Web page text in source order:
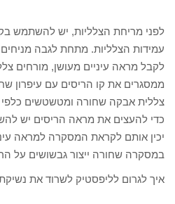
לפני מריחת הצלליות, יש להשתמש
עמידות הצלליות. מתחת לגבה מניחים
לקבל מראה עיניים מעושן, מורחים
ממסגרים את קו הריסים עם עיפרון
צללית אבקה שחורה ומטשטשים כלפי
כדי להעצים את מראה הריסים יש
יכין אותם לקראת המסקרה למראה
במסקרה שחורה ייצור גבשושים על
איך לגרום לליפסטיק לשרוד את